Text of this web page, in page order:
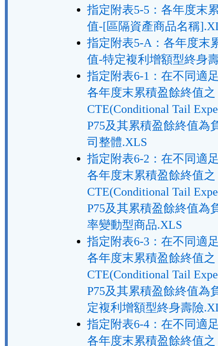
指定附表5-5：各年度末
值-[區隔資產商品名稱
指定附表5-A：各年度末
值-特定複利增額型終身
指定附表6-1：在不同適
各年度末累積盈餘終值之
CTE(Conditional Tail
P75及其累積盈餘終值為
司整體.XLS
指定附表6-2：在不同適
各年度末累積盈餘終值之
CTE(Conditional Tail
P75及其累積盈餘終值為
率變動型商品.XLS
指定附表6-3：在不同適
各年度末累積盈餘終值之
CTE(Conditional Tail
P75及其累積盈餘終值為
定複利增額型終身壽險
指定附表6-4：在不同適
各年度末累積盈餘終值之